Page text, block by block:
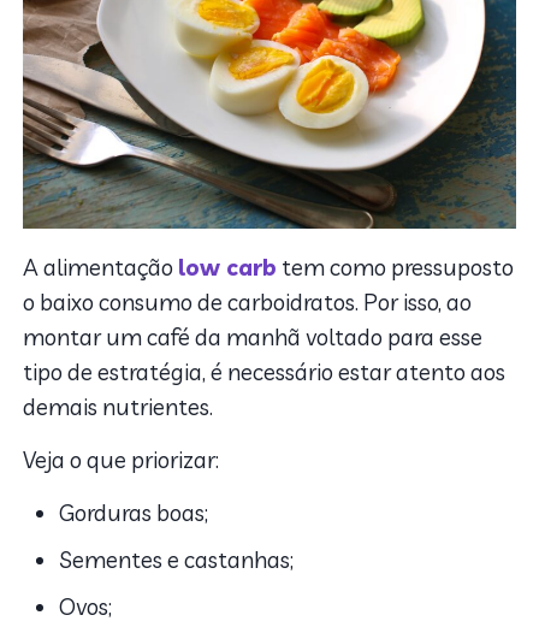
A alimentação low carb tem como pressuposto
o baixo consumo de carboidratos. Por isso, ao
montar um café da manhã voltado para esse
tipo de estratégia, é necessário estar atento aos
demais nutrientes.
Veja o que priorizar:
Gorduras boas;
Sementes e castanhas;
Ovos;